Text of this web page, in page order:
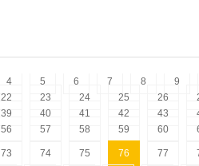
4 5 6 7 8 9
22 23 24 25 26
39 40 41 42 43
56 57 58 59 60
73 74 75 76 77